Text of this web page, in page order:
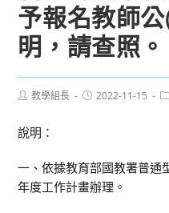
予報名教師
明，請查照。
Post教學組長
Post2022-11-15
說明：
一、依據教育部國教署普通
年度工作計畫辦理。